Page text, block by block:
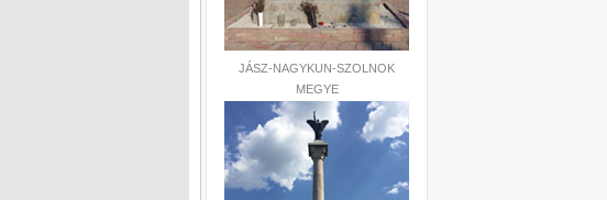
JÁSZ-NAGYKUN-SZOLNOK
MEGYE